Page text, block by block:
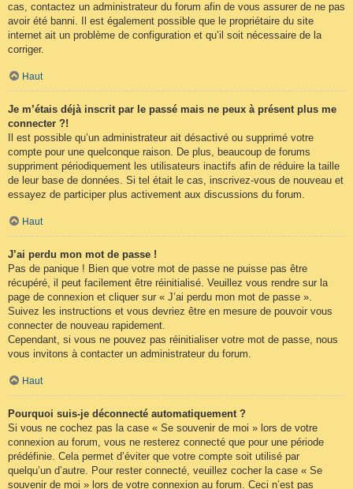
cas, contactez un administrateur du forum afin de vous assurer de ne pas
avoir été banni. Il est également possible que le propriétaire du site
internet ait un problème de configuration et qu’il soit nécessaire de la
corriger.
Haut
Je m’étais déjà inscrit par le passé mais ne peux à présent plus me
connecter ?!
Il est possible qu’un administrateur ait désactivé ou supprimé votre
compte pour une quelconque raison. De plus, beaucoup de forums
suppriment périodiquement les utilisateurs inactifs afin de réduire la taille
de leur base de données. Si tel était le cas, inscrivez-vous de nouveau et
essayez de participer plus activement aux discussions du forum.
Haut
J’ai perdu mon mot de passe !
Pas de panique ! Bien que votre mot de passe ne puisse pas être
récupéré, il peut facilement être réinitialisé. Veuillez vous rendre sur la
page de connexion et cliquer sur « J’ai perdu mon mot de passe ».
Suivez les instructions et vous devriez être en mesure de pouvoir vous
connecter de nouveau rapidement.
Cependant, si vous ne pouvez pas réinitialiser votre mot de passe, nous
vous invitons à contacter un administrateur du forum.
Haut
Pourquoi suis-je déconnecté automatiquement ?
Si vous ne cochez pas la case « Se souvenir de moi » lors de votre
connexion au forum, vous ne resterez connecté que pour une période
prédéfinie. Cela permet d’éviter que votre compte soit utilisé par
quelqu’un d’autre. Pour rester connecté, veuillez cocher la case « Se
souvenir de moi » lors de votre connexion au forum. Ceci n’est pas